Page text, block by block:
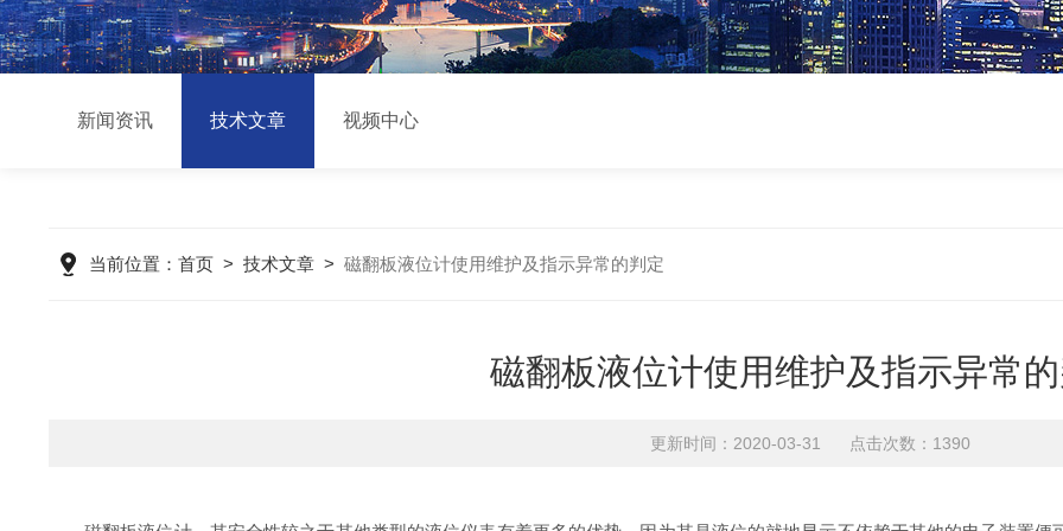
新闻资讯 技术文章 视频中心
当前位置： 首页> 技术文章> 磁翻板液位计使用维护及指示异常的判定
磁翻板液位计使用维护及指示异常
更新时间：2020-03-31 点击次数：1390